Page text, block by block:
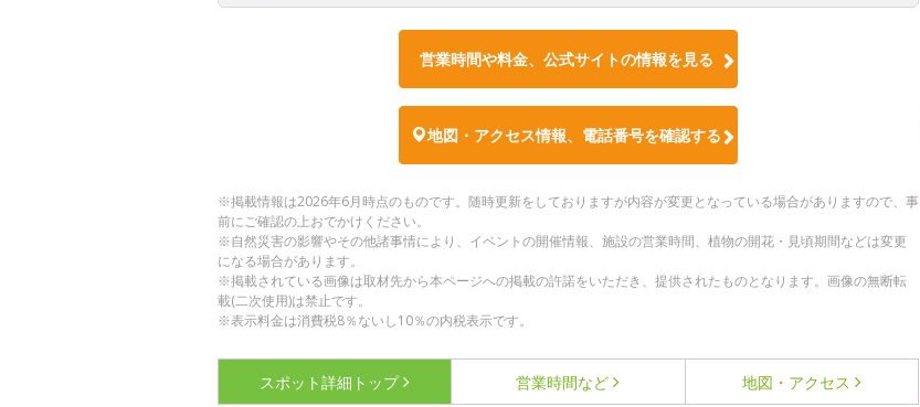
営業時間や料金、公式サイトの情報を見る
地図・アクセス情報、電話番号を確認する
※掲載情報は2026年6月時点のものです。随時更新をしておりますが内容が変更となっている場合がありますので、事
前にご確認の上おでかけください。
※自然災害の影響やその他諸事情により、イベントの開催情報、施設の営業時間、植物の開花・見頃期間などは変更
になる場合があります。
※掲載されている画像は取材先から本ページへの掲載の許諾をいただき、提供されたものとなります。画像の無断転
載(二次使用)は禁止です。
※表示料金は消費税8％ないし10％の内税表示です。
スポット詳細 トップ 営業時間など 地図・アクセス